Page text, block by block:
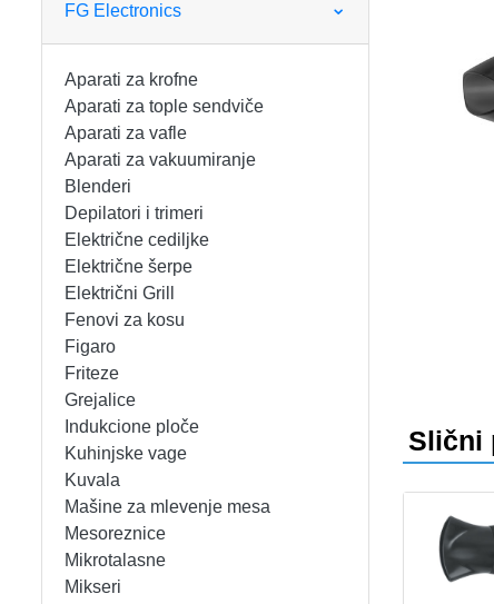
APARATI ZA KROFNE
APARATI ZA TOPLE SENDVIČE
APARATI ZA VAFLE
APARATI ZA VAKUUMIRANJE
BLENDERI
DEPILATORI I TRIMERI
ELEKTRIČNE CEDILJKE
ELEKTRIČNE ŠERPE
ELEKTRIČNI GRILL
FG HAUS
CEDILJKE
DEZERTNI TANJIRI
DŽEZVE
EKSPRES LONCI
EMAJLIRANE ŠERPE
ETAŽERI
GARNITURE ESCAJGA
KALUPI ZA TORTE
KONTAKT
+389 78 478 027
FG Electronics
Aparati za krofne
Aparati za tople sendviče
Aparati za vafle
Aparati za vakuumiranje
Blenderi
Depilatori i trimeri
Električne cediljke
Električne šerpe
Električni Grill
Fenovi za kosu
Figaro
Friteze
Grejalice
Indukcione ploče
Kuhinjske vage
Kuvala
Mašine za mlevenje mesa
Mesoreznice
Mikrotalasne
Mikseri
Slični